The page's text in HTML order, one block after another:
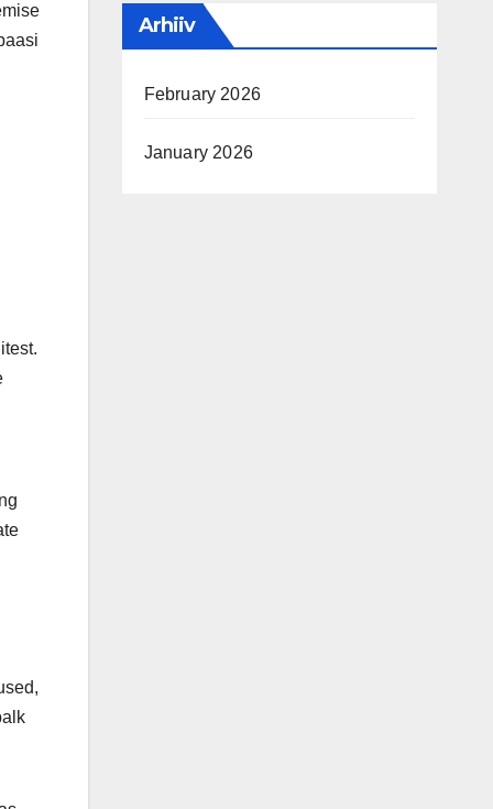
Arhiiv
February 2026
January 2026